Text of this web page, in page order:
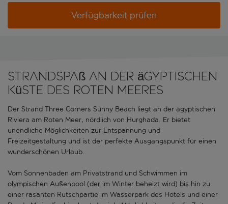
Verfügbarkeit prüfen
Strandspaß an der ägyptischen
Küste des Roten Meeres
Der Strand Three Corners Sunny Beach liegt an der ägyptischen
Riviera am Roten Meer, nördlich von Hurghada. Er bietet
unendliche Möglichkeiten zur Entspannung und
Freizeitgestaltung und ist der perfekte Ausgangspunkt für einen
wunderschönen Urlaub.
Vom Sonnenbaden am Privatstrand und Schwimmen im
olympischen Außenpool (der im Winter beheizt wird) bis hin zu
einer rasanten Rutschpartie im Wasserpark des Hotels und einer